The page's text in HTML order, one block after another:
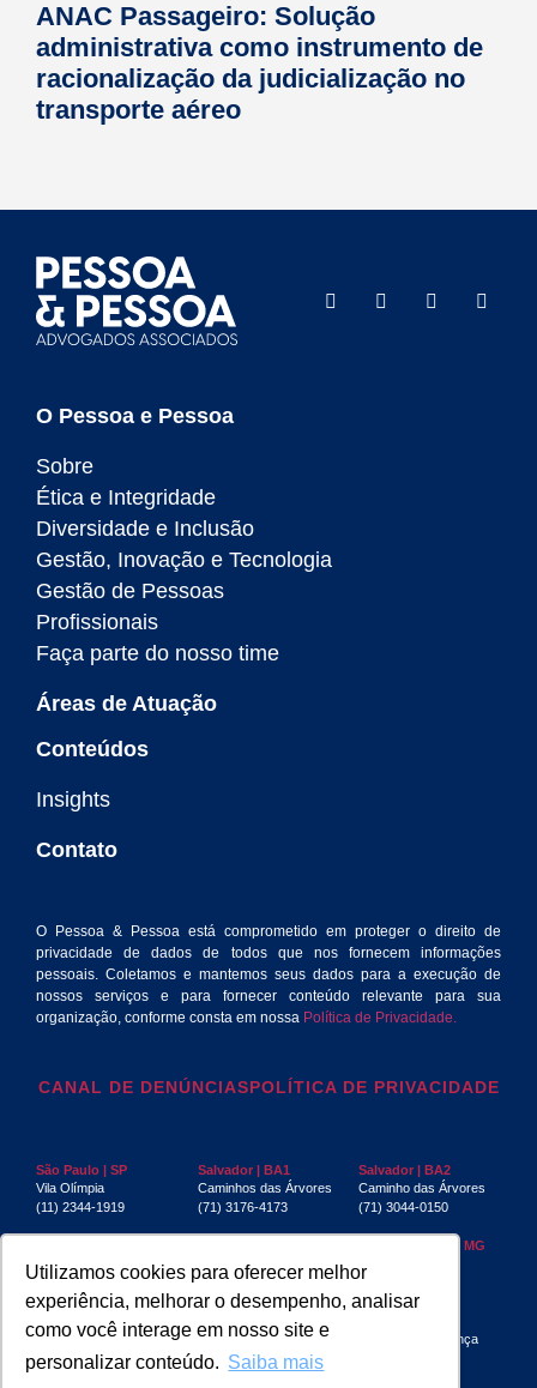
Utilizamos cookies para oferecer melhor
experiência, melhorar o desempenho, analisar
como você interage em nosso site e
personalizar conteúdo. Saiba mais
ANAC Passageiro: Solução
administrativa como instrumento de
racionalização da judicialização no
transporte aéreo
O Pessoa e Pessoa
Sobre
Ética e Integridade
Diversidade e Inclusão
Gestão, Inovação e Tecnologia
Gestão de Pessoas
Profissionais
Faça parte do nosso time
Áreas de Atuação
Conteúdos
Insights
Contato
O Pessoa & Pessoa está comprometido em proteger o direito de
privacidade de dados de todos que nos fornecem informações
pessoais. Coletamos e mantemos seus dados para a execução de
nossos serviços e para fornecer conteúdo relevante para sua
organização, conforme consta em nossa Política de Privacidade.
CANAL DE DENÚNCIASPOLÍTICA DE PRIVACIDADE
São Paulo | SP
Vila Olímpia
(11) 2344-1919
Salvador | BA1
Caminhos das Árvores
(71) 3176-4173
Salvador | BA2
Caminho das Árvores
(71) 3044-0150
Centro
(21) 3553-4040
Boa Viagem
(81) 3032-4880
Belo Horizonte | MG
(31) 3267-6397
Aracaju | SE
Jardins
(79) 3217-7230
(92) 3085-4439
Jardim Renascença